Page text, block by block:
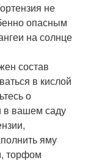
не
опасным
на солнце
состав
в кислой
о
в вашем саду
яму
торфом